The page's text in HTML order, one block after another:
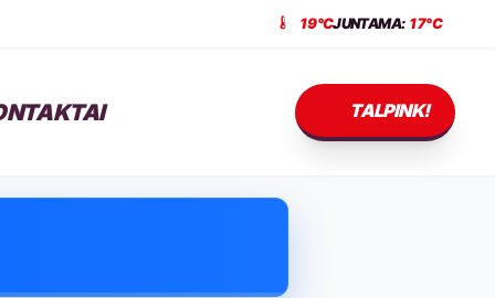
19°CJUNTAMA: 17°C
TALPINK!